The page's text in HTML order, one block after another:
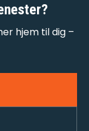
?
hjem til dig –